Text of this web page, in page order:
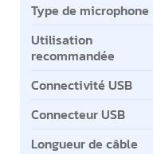
Type de microphone
Utilisation
recommandée
Connectivité USB
Connecteur USB
Longueur de câble